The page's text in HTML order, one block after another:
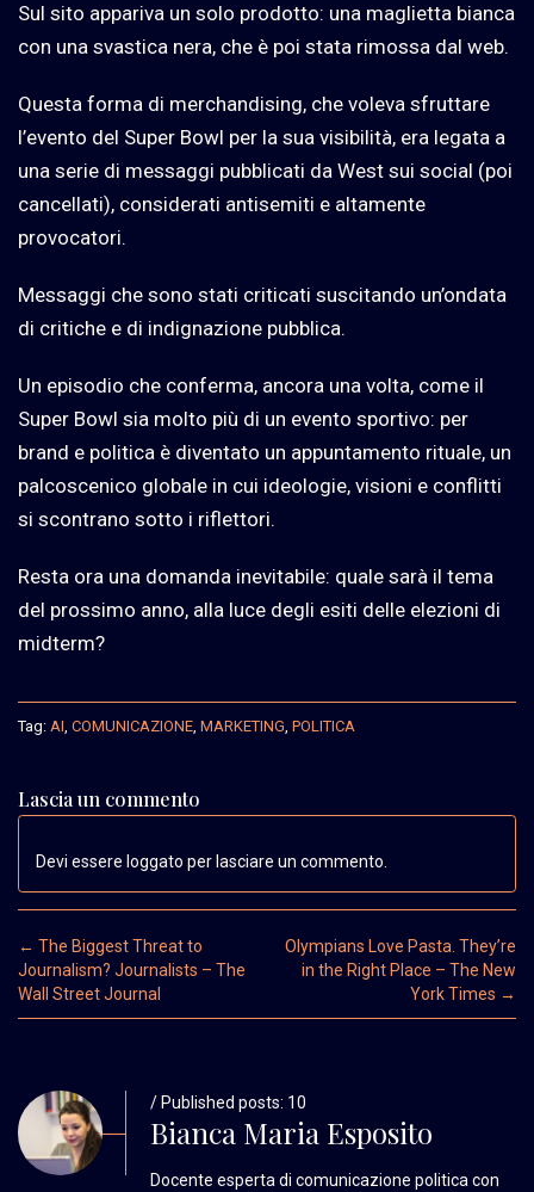
Sul sito appariva un solo prodotto: una maglietta bianca
con una svastica nera, che è poi stata rimossa dal web.
Questa forma di merchandising, che voleva sfruttare
l’evento del Super Bowl per la sua visibilità, era legata a
una serie di messaggi pubblicati da West sui social (poi
cancellati), considerati antisemiti e altamente
provocatori.
Messaggi che sono stati criticati suscitando un’ondata
di critiche e di indignazione pubblica.
Un episodio che conferma, ancora una volta, come il
Super Bowl sia molto più di un evento sportivo: per
brand e politica è diventato un appuntamento rituale, un
palcoscenico globale in cui ideologie, visioni e conflitti
si scontrano sotto i riflettori.
Resta ora una domanda inevitabile: quale sarà il tema
del prossimo anno, alla luce degli esiti delle elezioni di
midterm?
Tag: AI, COMUNICAZIONE, MARKETING, POLITICA
Lascia un commento
Devi essere loggato per lasciare un commento.
Post navigation
← The Biggest Threat to
Journalism? Journalists – The
Wall Street Journal
Olympians Love Pasta. They’re
in the Right Place – The New
York Times →
/ Published posts: 10
Bianca Maria Esposito
Docente esperta di comunicazione politica con